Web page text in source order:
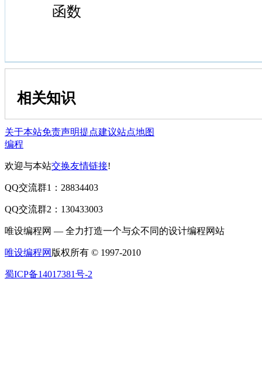
函数
相关知识
关于本站免责声明提点建议站点地图
编程
欢迎与本站交换友情链接!
QQ交流群1：28834403
QQ交流群2：130433003
唯设编程网 — 全力打造一个与众不同的设计编程网站
唯设编程网 版权所有 © 1997-2010
蜀ICP备14017381号-2